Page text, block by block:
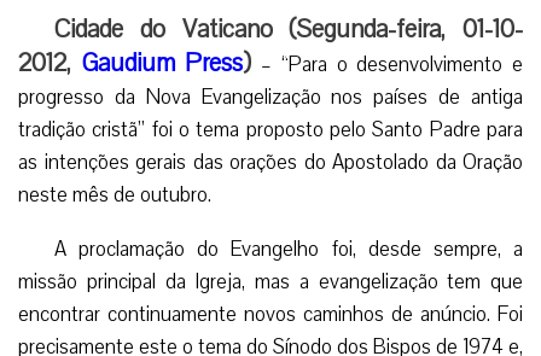
Cidade do Vaticano (Segunda-feira, 01-10-
2012, Gaudium Press) – “Para o desenvolvimento e
progresso da Nova Evangelização nos países de antiga
tradição cristã” foi o tema proposto pelo Santo Padre para
as intenções gerais das orações do Apostolado da Oração
neste mês de outubro.
A proclamação do Evangelho foi, desde sempre, a
missão principal da Igreja, mas a evangelização tem que
encontrar continuamente novos caminhos de anúncio. Foi
precisamente este o tema do Sínodo dos Bispos de 1974 e,